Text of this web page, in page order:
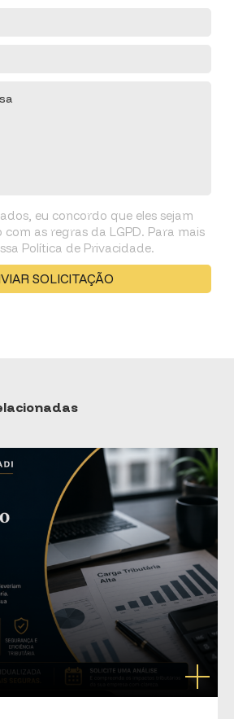
eu concordo que eles sejam
as regras da LGPD. Para mais
Política de Privacidade.